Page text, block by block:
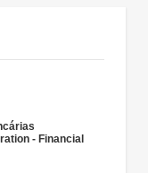
- Financial